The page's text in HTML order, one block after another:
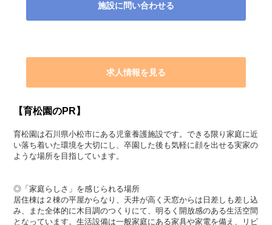
施設に問い合わせる
求人情報を見る
【育松園のPR】
育松園は石川県小松市にある児童養護施設です。できる限り家庭に近
い落ち着いた環境を大切にし、卒園した後も気軽に顔を出せる実家の
ような場所を目指しています。
◎「家庭らしさ」を感じられる場所
居住棟は２棟の平屋からなり、天井が高く天窓からは日差しも差し込
み、また全体的に木目調のつくりにて、明るく開放感のある生活空間
となっています。生活設備は一般家庭にある家具や家電を備え、リビ